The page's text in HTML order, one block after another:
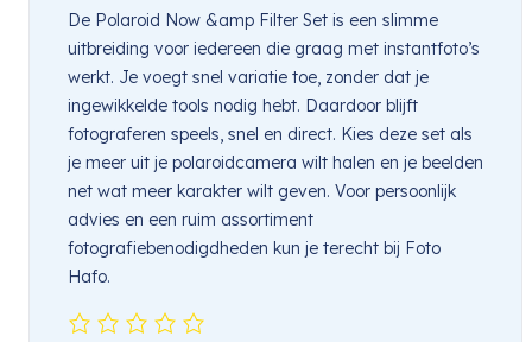
De Polaroid Now &amp Filter Set is een slimme
uitbreiding voor iedereen die graag met instantfoto’s
werkt. Je voegt snel variatie toe, zonder dat je
ingewikkelde tools nodig hebt. Daardoor blijft
fotograferen speels, snel en direct. Kies deze set als
je meer uit je polaroidcamera wilt halen en je beelden
net wat meer karakter wilt geven. Voor persoonlijk
advies en een ruim assortiment
fotografiebenodigdheden kun je terecht bij Foto
Hafo.